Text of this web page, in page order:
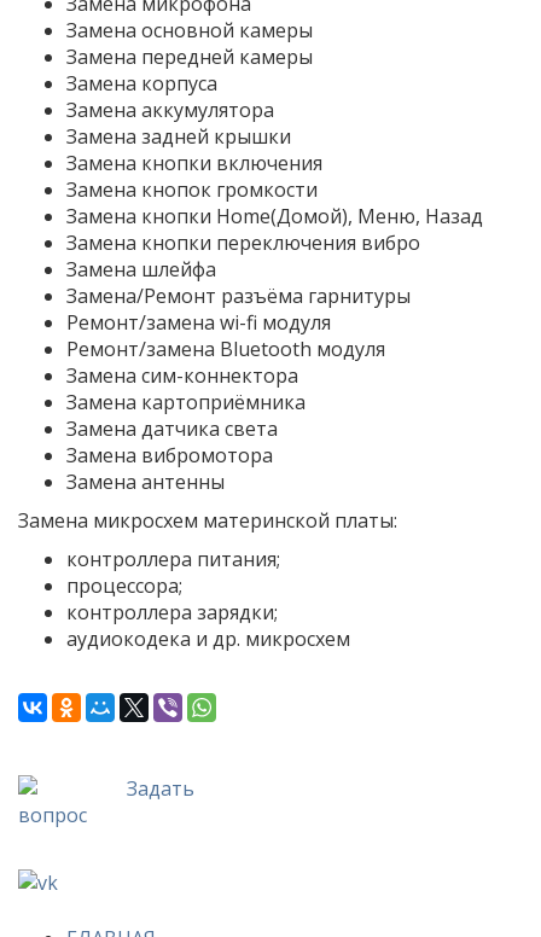
Замена основной камеры
Замена передней камеры
Замена корпуса
Замена аккумулятора
Замена задней крышки
Замена кнопки включения
Замена кнопок громкости
Замена кнопки Home(Домой), Меню, Назад
Замена кнопки переключения вибро
Замена шлейфа
Замена/Ремонт разъёма гарнитуры
Ремонт/замена wi-fi модуля
Ремонт/замена Bluetooth модуля
Замена сим-коннектора
Замена картоприёмника
Замена датчика света
Замена вибромотора
Замена антенны
Замена микросхем материнской платы:
контроллера питания;
процессора;
контроллера зарядки;
аудиокодека и др. микросхем
Задать
вопрос